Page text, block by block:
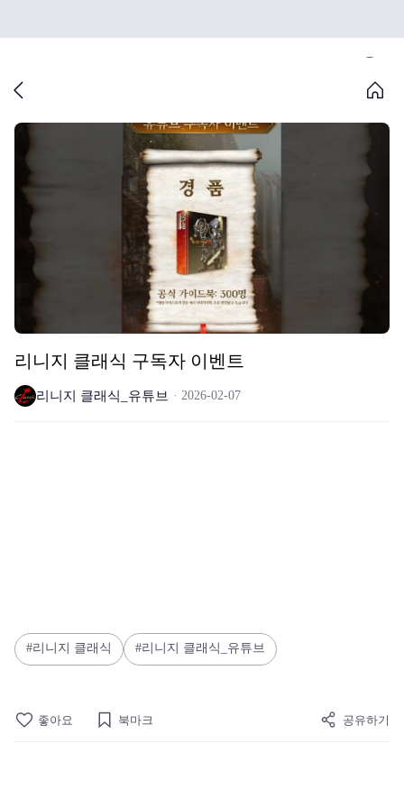
리니지 클래식 구독자 이벤트
리니지 클래식_유튜브 2026-02-07
리니지 클래식 리니지 클래식_유튜브
좋아요 북마크 공유하기